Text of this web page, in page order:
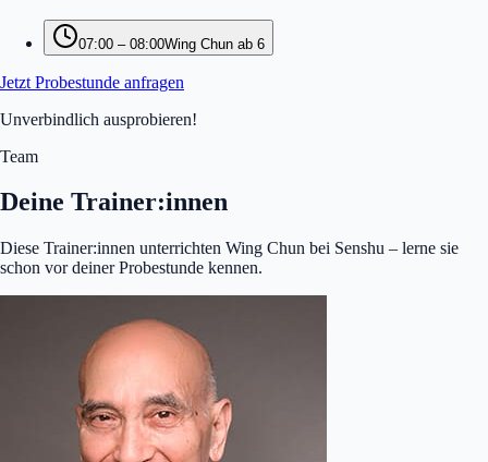
07:00 – 08:00Wing Chun ab 6
Jetzt Probestunde anfragen
Unverbindlich ausprobieren!
Team
Deine Trainer:innen
Diese Trainer:innen unterrichten Wing Chun bei Senshu – lerne sie
schon vor deiner Probestunde kennen.